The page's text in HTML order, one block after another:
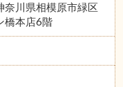
川県相模原市緑区
橋本店6階